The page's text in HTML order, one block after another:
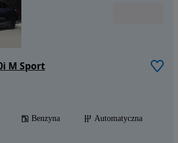
M Sport
Benzyna
Automatyczna